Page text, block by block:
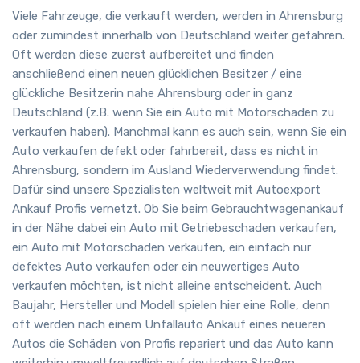
Viele Fahrzeuge, die verkauft werden, werden in Ahrensburg
oder zumindest innerhalb von Deutschland weiter gefahren.
Oft werden diese zuerst aufbereitet und finden
anschließend einen neuen glücklichen Besitzer / eine
glückliche Besitzerin nahe Ahrensburg oder in ganz
Deutschland (z.B. wenn Sie ein Auto mit Motorschaden zu
verkaufen haben). Manchmal kann es auch sein, wenn Sie ein
Auto verkaufen defekt oder fahrbereit, dass es nicht in
Ahrensburg, sondern im Ausland Wiederverwendung findet.
Dafür sind unsere Spezialisten weltweit mit Autoexport
Ankauf Profis vernetzt. Ob Sie beim Gebrauchtwagenankauf
in der Nähe dabei ein Auto mit Getriebeschaden verkaufen,
ein Auto mit Motorschaden verkaufen, ein einfach nur
defektes Auto verkaufen oder ein neuwertiges Auto
verkaufen möchten, ist nicht alleine entscheident. Auch
Baujahr, Hersteller und Modell spielen hier eine Rolle, denn
oft werden nach einem Unfallauto Ankauf eines neueren
Autos die Schäden von Profis repariert und das Auto kann